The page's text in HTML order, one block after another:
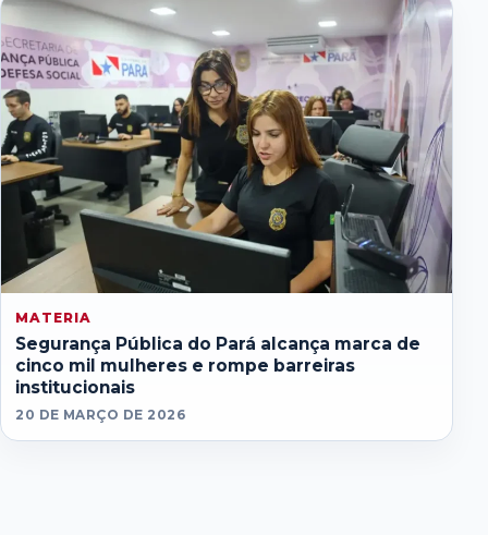
MATERIA
Segurança Pública do Pará alcança marca de
cinco mil mulheres e rompe barreiras
institucionais
20 DE MARÇO DE 2026